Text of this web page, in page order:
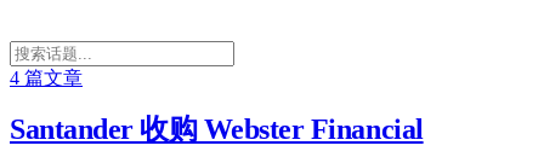
4 篇文章
Santander 收购 Webster Financial